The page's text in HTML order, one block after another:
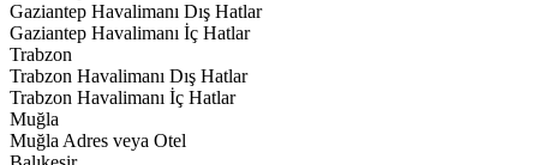
Gaziantep Havalimanı Dış Hatlar
Gaziantep Havalimanı İç Hatlar
Trabzon
Trabzon Havalimanı Dış Hatlar
Trabzon Havalimanı İç Hatlar
Muğla
Muğla Adres veya Otel